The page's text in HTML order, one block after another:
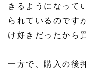
きるようになって
られているのです
け好きだったから
一方で、購入の後